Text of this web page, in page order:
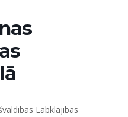
Labklājības